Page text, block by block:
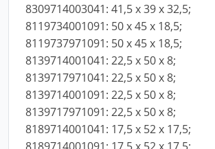
8309714003041: 41,5 x 39 x 32,5;
8119734001091: 50 x 45 x 18,5;
8119737971091: 50 x 45 x 18,5;
8139714001041: 22,5 x 50 x 8;
8139717971041: 22,5 x 50 x 8;
8139714001091: 22,5 x 50 x 8;
8139717971091: 22,5 x 50 x 8;
8189714001041: 17,5 x 52 x 17,5;